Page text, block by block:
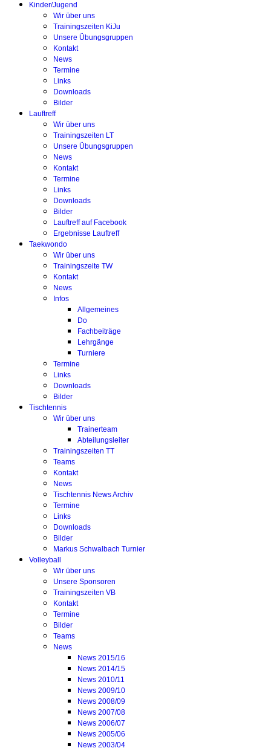
Kinder/Jugend
Wir über uns
Trainingszeiten KiJu
Unsere Übungsgruppen
Kontakt
News
Termine
Links
Downloads
Bilder
Lauftreff
Wir über uns
Trainingszeiten LT
Unsere Übungsgruppen
News
Kontakt
Termine
Links
Downloads
Bilder
Lauftreff auf Facebook
Ergebnisse Lauftreff
Taekwondo
Wir über uns
Trainingszeite TW
Kontakt
News
Infos
Allgemeines
Do
Fachbeiträge
Lehrgänge
Turniere
Termine
Links
Downloads
Bilder
Tischtennis
Wir über uns
Trainerteam
Abteilungsleiter
Trainingszeiten TT
Teams
Kontakt
News
Tischtennis News Archiv
Termine
Links
Downloads
Bilder
Markus Schwalbach Turnier
Volleyball
Wir über uns
Unsere Sponsoren
Trainingszeiten VB
Kontakt
Termine
Bilder
Teams
News
News 2015/16
News 2014/15
News 2010/11
News 2009/10
News 2008/09
News 2007/08
News 2006/07
News 2005/06
News 2003/04